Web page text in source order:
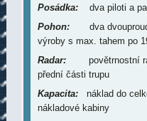
Posádka:dva piloti a
Pohon:dva
výroby s max. tahem po
Radar:povětrnostní
přední části trupu
Kapacita:náklad do
nákladové kabiny